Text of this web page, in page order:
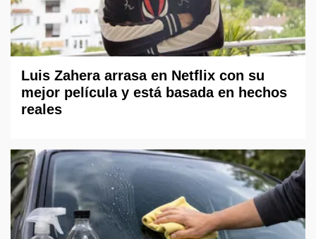
Luis Zahera arrasa en Netflix con su
mejor película y está basada en hechos
reales